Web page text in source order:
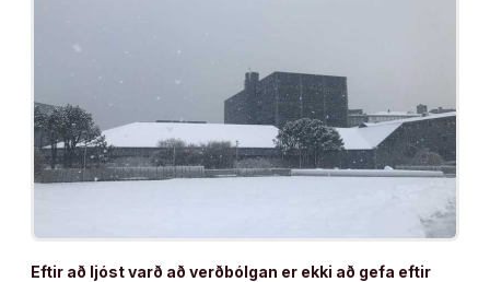
Eftir að ljóst varð að verðbólgan er ekki að gefa eftir